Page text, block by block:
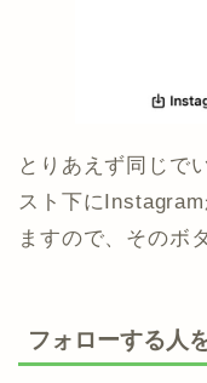
とりあえず同じで
スト下に
ますので、そのボ
フォローする人